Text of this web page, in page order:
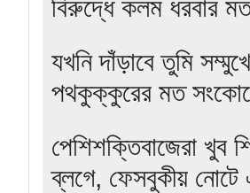
বিরুদ্ধে কলম ধরবার
যখনি দাঁড়াবে তুমি
পথকুক্কুরের মত
পেশিশক্তিবাজেরা খুব
ব্লগে, ফেসবুকীয়